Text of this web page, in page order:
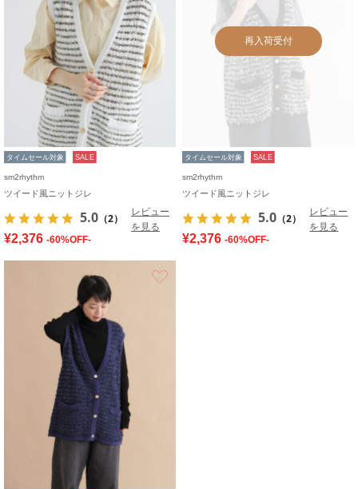
タイムセール対象 SALE
sm2rhythm
ツイード風ニットジレ
5.0 （2）
レビュー
を見る
¥2,376 -60%OFF-
再入荷受付
タイムセール対象 SALE
sm2rhythm
ツイード風ニットジレ
5.0 （2）
レビュー
を見る
¥2,376 -60%OFF-